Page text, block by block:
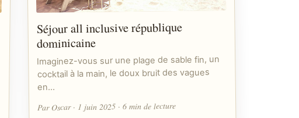
Séjour all inclusive république
dominicaine
Imaginez-vous sur une plage de sable fin, un
cocktail à la main, le doux bruit des vagues
en…
Par Oscar · 1 juin 2025 · 6 min de lecture